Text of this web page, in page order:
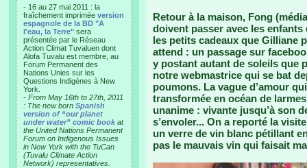
- 16 au 27 mai 2011 : la
fraîchement imprimée version
espagnole de la BD "A
l'eau, la Terre" sera
présentée par le Réseau
Action Climat Tuvaluen dont
Alofa Tuvalu est membre, au
Forum Permanent des
Nations Unies sur les
Questions Indigènes à New
York.
- From May 16th to 27th, 2011
: The new born Spanish
version of “our planet
under water” comic book at
the United Nations Permanent
Forum on Indigenous Issues
in New York with the TuCan
(Tuvalu Climate Action
Network) representatives.
Retour à la maison, Fong
doivent passer avec les
les petits cadeaux que Gilliane
attend : un passage sur
y postant autant de soleils que
notre webmastrice qui se bat
poumons. La vague d’amour
transformée en océan de
unanime : vivante jusqu’à son
s’envoler... On a reporté la
un verre de vin blanc pétillant
pas le mauvais vin qui faisait